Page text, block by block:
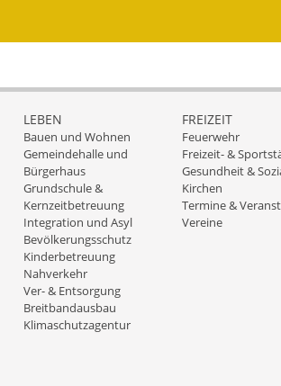
LEBEN
Bauen und Wohnen
Gemeindehalle und
Bürgerhaus
Grundschule &
Kernzeitbetreuung
Integration und Asyl
Bevölkerungsschutz
Kinderbetreuung
Nahverkehr
Ver- & Entsorgung
Breitbandausbau
Klimaschutzagentur
FREIZEIT
Feuerwehr
Freizeit- &
Gesundheit &
Kirchen
Termine &
Vereine